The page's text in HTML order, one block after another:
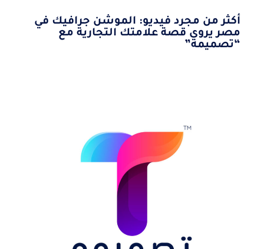
أكثر من مجرد فيديو: الموشن جرافيك في
مصر يروي قصة علامتك التجارية مع
“تصميمه”